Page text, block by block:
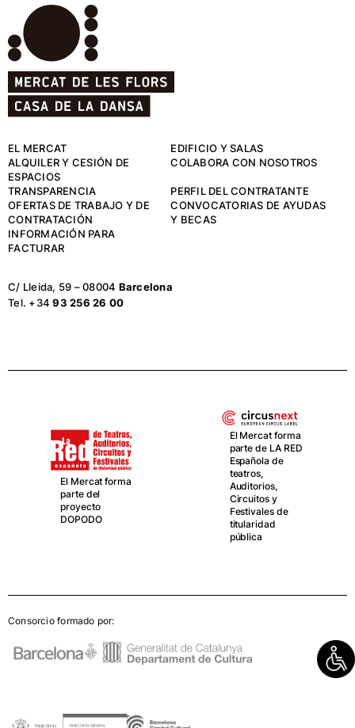
EL MERCAT
EDIFICIO Y SALAS
ALQUILER Y CESIÓN DE
ESPACIOS
COLABORA CON NOSOTROS
TRANSPARENCIA
PERFIL DEL CONTRATANTE
OFERTAS DE TRABAJO Y DE
CONTRATACIÓN
CONVOCATORIAS DE AYUDAS
Y BECAS
INFORMACIÓN PARA
FACTURAR
C/ Lleida, 59 – 08004 Barcelona
Tel. +3493 256 26 00
El Mercat forma
parte del
proyecto
DOPODO
El Mercat forma
parte de LA RED
Española de
teatros,
Auditorios,
Circuitos y
Festivales de
titularidad
pública
Consorcio formado por: